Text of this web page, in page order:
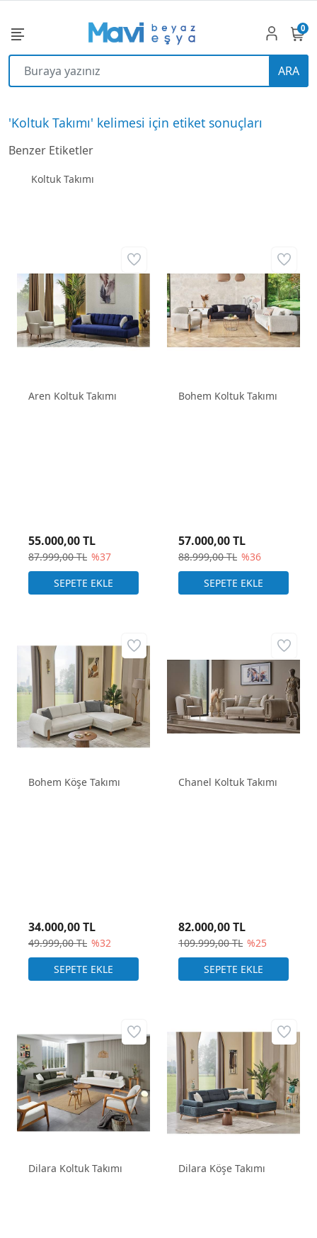
ARA
0
'Koltuk Takımı' kelimesi için etiket sonuçları
Benzer Etiketler
Koltuk Takımı
Aren Koltuk Takımı
87.999,00 TL %37
55.000,00 TL
Bohem Koltuk Takımı
88.999,00 TL %36
57.000,00 TL
Bohem Köşe Takımı
49.999,00 TL %32
34.000,00 TL
Chanel Koltuk Takımı
109.999,00 TL %25
82.000,00 TL
Dilara Koltuk Takımı Dilara Köşe Takımı